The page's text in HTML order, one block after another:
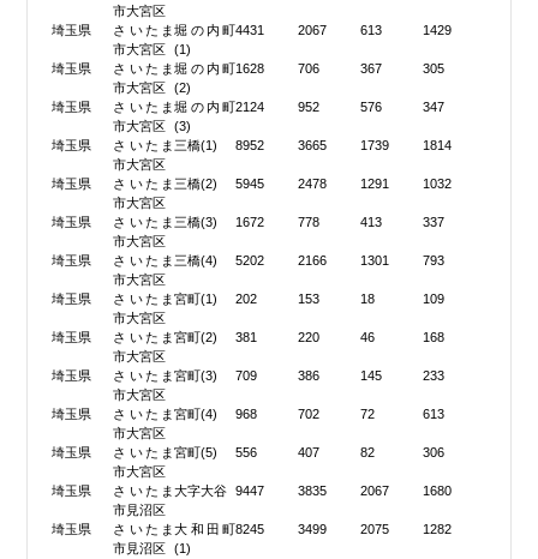
市大宮区
埼玉県
さいたま
市大宮区
堀の内町
(1)
4431 2067 613 1429
埼玉県
さいたま
市大宮区
堀の内町
(2)
1628 706 367 305
埼玉県
さいたま
市大宮区
堀の内町
(3)
2124 952 576 347
埼玉県
さいたま
市大宮区
三橋(1) 8952 3665 1739 1814
埼玉県
さいたま
市大宮区
三橋(2) 5945 2478 1291 1032
埼玉県
さいたま
市大宮区
三橋(3) 1672 778 413 337
埼玉県
さいたま
市大宮区
三橋(4) 5202 2166 1301 793
埼玉県
さいたま
市大宮区
宮町(1) 202 153 18 109
埼玉県
さいたま
市大宮区
宮町(2) 381 220 46 168
埼玉県
さいたま
市大宮区
宮町(3) 709 386 145 233
埼玉県
さいたま
市大宮区
宮町(4) 968 702 72 613
埼玉県
さいたま
市大宮区
宮町(5) 556 407 82 306
埼玉県
さいたま
市見沼区
大字大谷 9447 3835 2067 1680
埼玉県
さいたま
市見沼区
大和田町
(1)
8245 3499 2075 1282